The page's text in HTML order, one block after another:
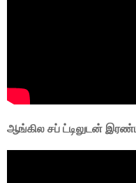
ஆங்கில சப் ட்டிலுடன்